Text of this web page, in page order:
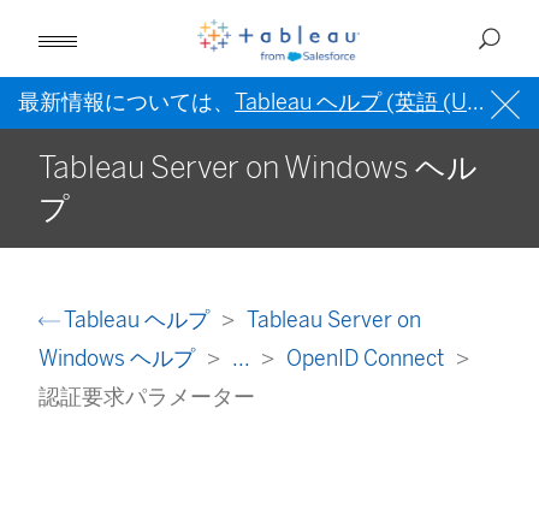
最新情報については、 Tableau ヘルプ (英語 (US)) を
Tableau Server on Windows ヘル
プ
Tableau ヘルプ
Tableau Server on
Windows ヘルプ
...
OpenID Connect
認証要求パラメーター